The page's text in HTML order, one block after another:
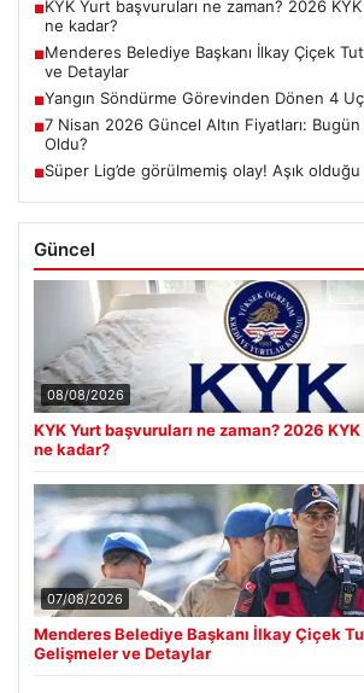
■KYK Yurt başvuruları ne zaman? 2026
ne kadar?
■Menderes Belediye Başkanı İlkay Çiçek
ve Detaylar
■Yangın Söndürme Görevinden Dönen 4
■7 Nisan 2026 Güncel Altın Fiyatları:
Oldu?
■Süper Lig’de görülmemiş olay! Aşık
Güncel
08/08/2026
KYK Yurt başvuruları ne zaman? 2026
ne kadar?
07/08/2026
Menderes Belediye Başkanı İlkay Çiçek
Gelişmeler ve Detaylar